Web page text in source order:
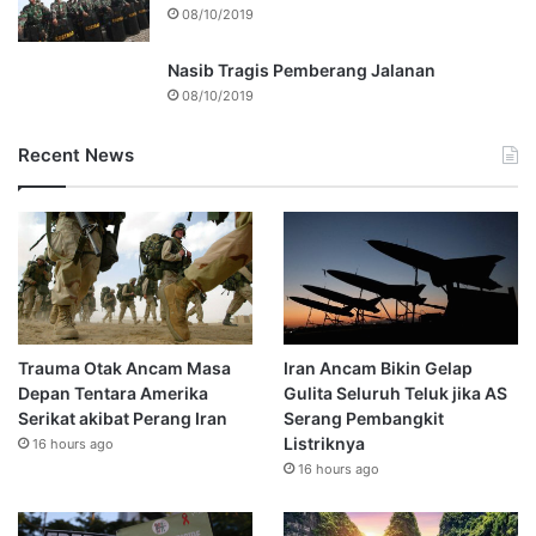
08/10/2019
Nasib Tragis Pemberang Jalanan
08/10/2019
Recent News
Trauma Otak Ancam Masa
Depan Tentara Amerika
Serikat akibat Perang Iran
16 hours ago
Iran Ancam Bikin Gelap
Gulita Seluruh Teluk jika AS
Serang Pembangkit
Listriknya
16 hours ago